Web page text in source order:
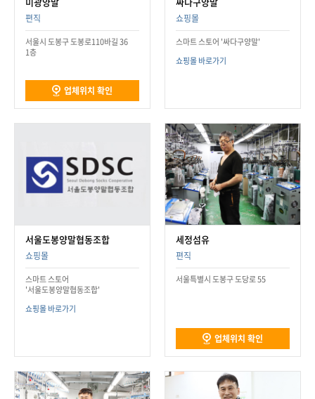
편직
서울시 도봉구 도봉로110바길 36
1층
업체위치 확인
쇼핑몰
스마트 스토어 '싸다구양말'
쇼핑몰 바로가기
서울도봉양말협동조합
쇼핑몰
스마트 스토어
'서울도봉양말협동조합'
쇼핑몰 바로가기
세정섬유
편직
서울특별시 도봉구 도당로 55
업체위치 확인